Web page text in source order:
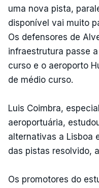
uma nova pista,
disponível vai muito
Os defensores de
infraestrutura passe
curso e o aeroporto
de médio curso.
Luis Coimbra,
aeroportuária,
alternativas a Lisboa
das pistas resolvido,
Os promotores do